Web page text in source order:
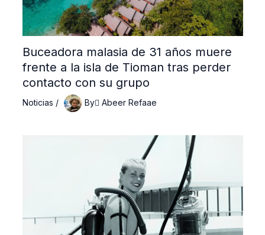
Buceadora malasia de 31 años muere
frente a la isla de Tioman tras perder
contacto con su grupo
Noticias / By ِAbeer Refaae